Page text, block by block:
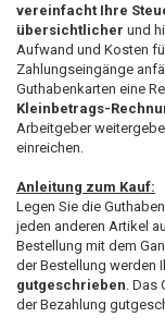
vereinfacht Ihre
übersichtlicher und
Aufwand und Kosten
Zahlungseingänge
Guthabenkarten eine
Kleinbetrags-
Arbeitgeber
einreichen.
Anleitung zum Kauf:
Legen Sie die
jeden anderen Artikel
Bestellung mit dem
der Bestellung werden
gutgeschrieben .
der Bezahlung